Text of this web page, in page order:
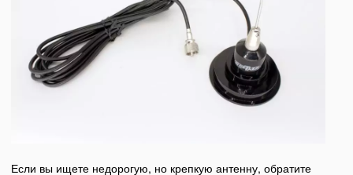
Если вы ищете недорогую, но крепкую антенну, обратите